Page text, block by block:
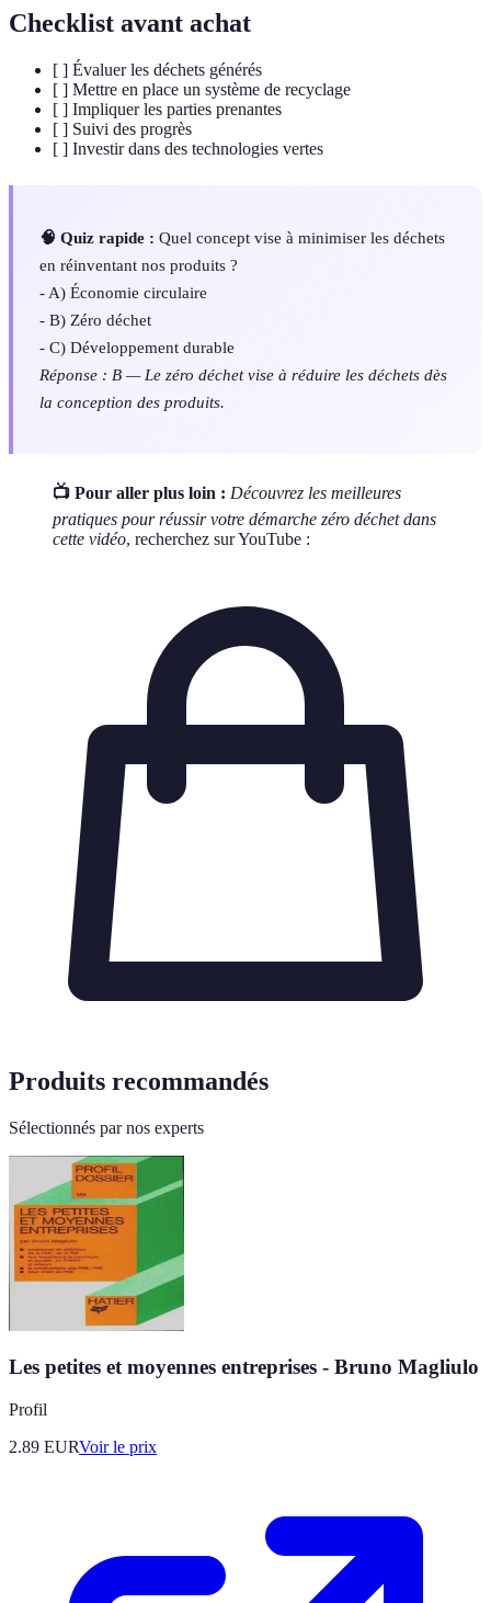
Checklist avant achat
[ ] Évaluer les déchets générés
[ ] Mettre en place un système de recyclage
[ ] Impliquer les parties prenantes
[ ] Suivi des progrès
[ ] Investir dans des technologies vertes
🧠 Quiz rapide : Quel concept vise à minimiser les déchets
en réinventant nos produits ?
- A) Économie circulaire
- B) Zéro déchet
- C) Développement durable
Réponse : B — Le zéro déchet vise à réduire les déchets dès
la conception des produits.
📺 Pour aller plus loin : Découvrez les meilleures
pratiques pour réussir votre démarche zéro déchet dans
cette vidéo, recherchez sur YouTube :
Produits recommandés
Sélectionnés par nos experts
Les petites et moyennes entreprises - Bruno Magliulo
Profil
2.89 EURVoir le prix